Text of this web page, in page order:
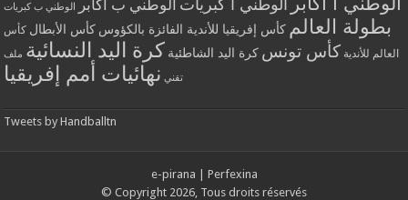
الوطني أ كبريات الوطني ب أكابر الوطني ب كبريات
بطولة العالم كأس إفريقيا للأندية الفائزة بالكؤوس كأس الأبطال كأس
العالم للأندية كأس تونس كرة اليد الشاطئية كرة اليد النسائية ملف
تقني نهائيات أمم إفريقيا
Tweets by Handballtn
e-pirana
Perfexina
© Copyright 2026, Tous droits réservés